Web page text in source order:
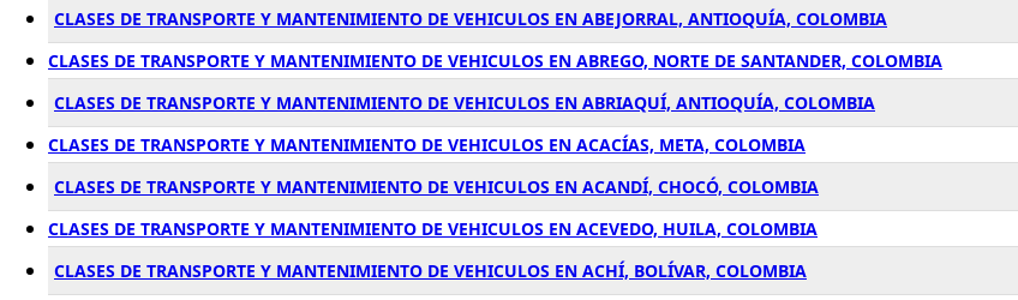
CLASES DE TRANSPORTE Y MANTENIMIENTO DE VEHICULOS EN ABEJORRAL, ANTIOQUÍA, COLOMBIA
CLASES DE TRANSPORTE Y MANTENIMIENTO DE VEHICULOS EN ABREGO, NORTE DE SANTANDER, COLOMBIA
CLASES DE TRANSPORTE Y MANTENIMIENTO DE VEHICULOS EN ABRIAQUÍ, ANTIOQUÍA, COLOMBIA
CLASES DE TRANSPORTE Y MANTENIMIENTO DE VEHICULOS EN ACACÍAS, META, COLOMBIA
CLASES DE TRANSPORTE Y MANTENIMIENTO DE VEHICULOS EN ACANDÍ, CHOCÓ, COLOMBIA
CLASES DE TRANSPORTE Y MANTENIMIENTO DE VEHICULOS EN ACEVEDO, HUILA, COLOMBIA
CLASES DE TRANSPORTE Y MANTENIMIENTO DE VEHICULOS EN ACHÍ, BOLÍVAR, COLOMBIA